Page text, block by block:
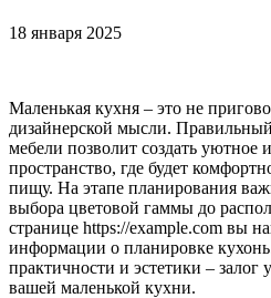
18 января 2025
Маленькая кухня – это не
дизайнерской мысли.
мебели позволит создать уютное
пространство, где будет
пищу. На этапе планирования
выбора цветовой гаммы до
странице https://example.com вы
информации о планировке
практичности и эстетики – залог
вашей маленькой кухни.